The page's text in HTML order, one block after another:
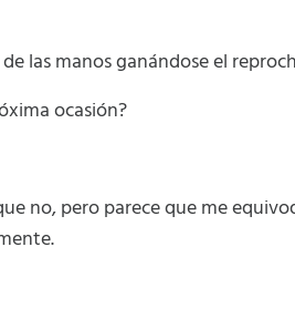
las manos ganándose el
ocasión?
no, pero parece que me